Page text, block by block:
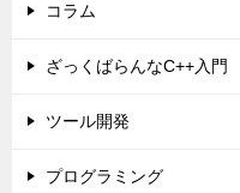
コラム
ざっくばらんなC++入門
ツール開発
プログラミング